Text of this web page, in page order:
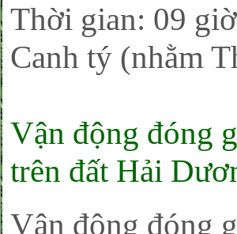
Thời gian: 09
Canh tý (nhằm
Vận động đóng
trên đất Hải
Vận động đóng